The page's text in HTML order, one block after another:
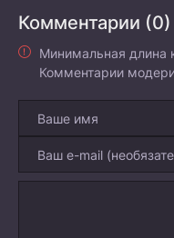
Комментарии (0)
Минимальная длина
Комментарии